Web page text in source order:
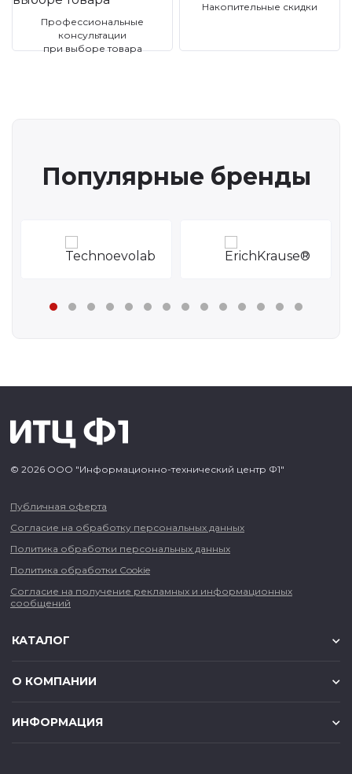
Профессиональные
консультации
при выборе товара
Накопительные скидки
Популярные бренды
© 2026 ООО "Информационно-технический центр Ф1"
Публичная оферта
Согласие на обработку персональных данных
Политика обработки персональных данных
Политика обработки Cookie
Согласие на получение рекламных и информационных
сообщений
КАТАЛОГ
О КОМПАНИИ
ИНФОРМАЦИЯ